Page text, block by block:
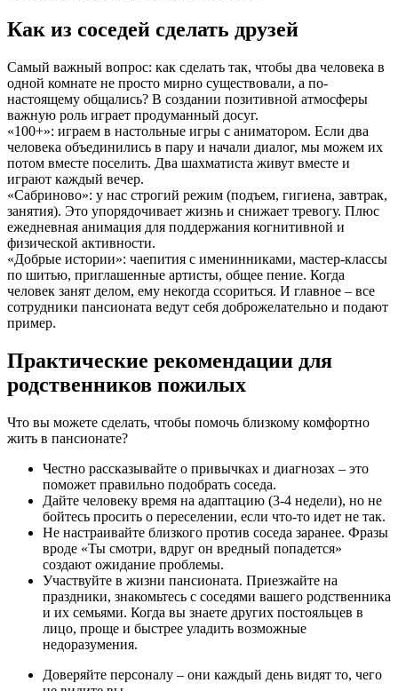
Как из соседей сделать друзей
Самый важный вопрос: как сделать так, чтобы два человека в
одной комнате не просто мирно существовали, а по-
настоящему общались? В создании позитивной атмосферы
важную роль играет продуманный досуг.
«100+»: играем в настольные игры с аниматором. Если два
человека объединились в пару и начали диалог, мы можем их
потом вместе поселить. Два шахматиста живут вместе и
играют каждый вечер.
«Сабриново»: у нас строгий режим (подъем, гигиена, завтрак,
занятия). Это упорядочивает жизнь и снижает тревогу. Плюс
ежедневная анимация для поддержания когнитивной и
физической активности.
«Добрые истории»: чаепития с именинниками, мастер-классы
по шитью, приглашенные артисты, общее пение. Когда
человек занят делом, ему некогда ссориться. И главное – все
сотрудники пансионата ведут себя доброжелательно и подают
пример.
Практические рекомендации для
родственников пожилых
Что вы можете сделать, чтобы помочь близкому комфортно
жить в пансионате?
Честно рассказывайте о привычках и диагнозах – это
поможет правильно подобрать соседа.
Дайте человеку время на адаптацию (3-4 недели), но не
бойтесь просить о переселении, если что-то идет не так.
Не настраивайте близкого против соседа заранее. Фразы
вроде «Ты смотри, вдруг он вредный попадется»
создают ожидание проблемы.
Участвуйте в жизни пансионата. Приезжайте на
праздники, знакомьтесь с соседями вашего родственника
и их семьями. Когда вы знаете других постояльцев в
лицо, проще и быстрее уладить возможные
недоразумения.
Доверяйте персоналу – они каждый день видят то, чего